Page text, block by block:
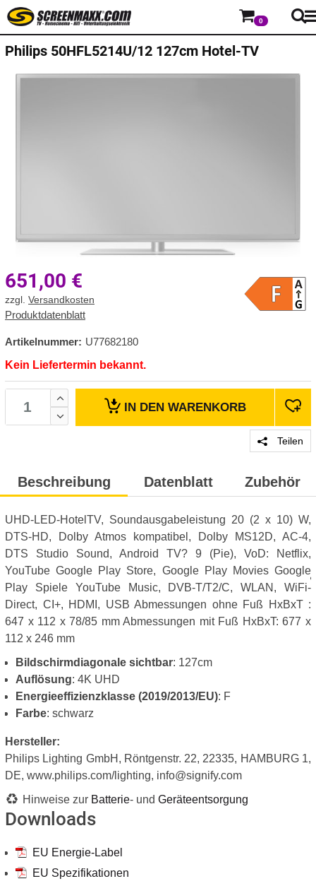
0
Philips 50HFL5214U/12 127cm Hotel-TV
651,00 €
zzgl. Versandkosten
Produktdatenblatt
Artikelnummer: U77682180
Kein Liefertermin bekannt.
IN DEN WARENKORB
Teilen
Beschreibung Datenblatt Zubehör
UHD-LED-HotelTV, Soundausgabeleistung 20 (2 x 10) W,
DTS-HD, Dolby Atmos kompatibel, Dolby MS12D, AC-4,
DTS Studio Sound, Android TV? 9 (Pie), VoD: Netflix,
YouTube Google Play Store, Google Play Movies Google
Play Spiele YouTube Music, DVB-T/T2/C, WLAN, WiFi-
Direct, CI+, HDMI, USB Abmessungen ohne Fuß HxBxT :
647 x 112 x 78/85 mm Abmessungen mit Fuß HxBxT: 677 x
112 x 246 mm
Bildschirmdiagonale sichtbar: 127cm
Auflösung: 4K UHD
Energieeffizienzklasse (2019/2013/EU): F
Farbe: schwarz
Hersteller:
Philips Lighting GmbH, Röntgenstr. 22, 22335, HAMBURG 1,
DE, www.philips.com/lighting, info@signify.com
Hinweise zur Batterie- und Geräteentsorgung
Downloads
EU Energie-Label
EU Spezifikationen